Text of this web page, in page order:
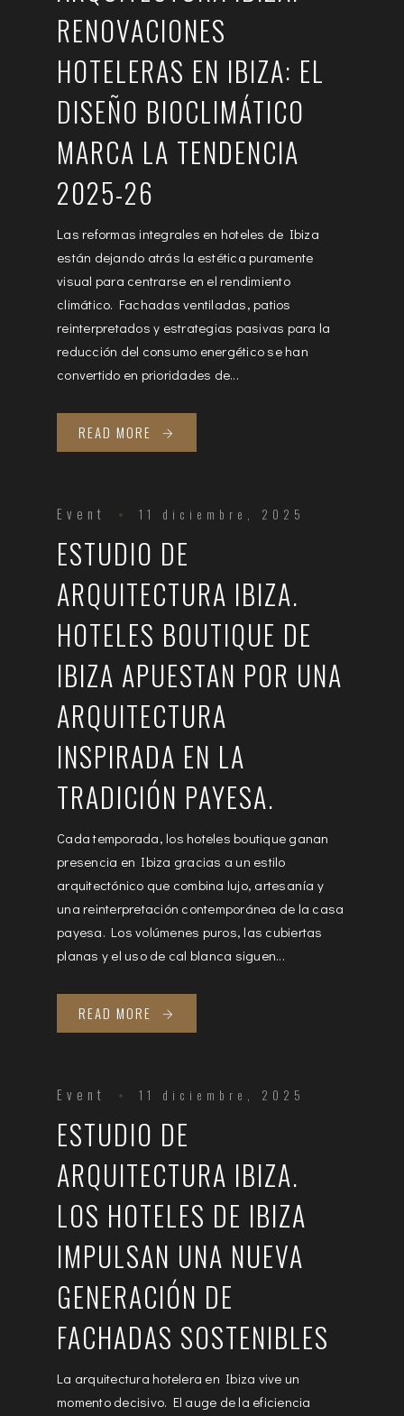
RENOVACIONES
HOTELERAS EN IBIZA: EL
DISEÑO BIOCLIMÁTICO
MARCA LA TENDENCIA
2025-26
Las reformas integrales en hoteles de Ibiza
están dejando atrás la estética puramente
visual para centrarse en el rendimiento
climático. Fachadas ventiladas, patios
reinterpretados y estrategias pasivas para la
reducción del consumo energético se han
convertido en prioridades de...
READ MORE
Event 11 diciembre, 2025
ESTUDIO DE
ARQUITECTURA IBIZA.
HOTELES BOUTIQUE DE
IBIZA APUESTAN POR UNA
ARQUITECTURA
INSPIRADA EN LA
TRADICIÓN PAYESA.
Cada temporada, los hoteles boutique ganan
presencia en Ibiza gracias a un estilo
arquitectónico que combina lujo, artesanía y
una reinterpretación contemporánea de la casa
payesa. Los volúmenes puros, las cubiertas
planas y el uso de cal blanca siguen...
READ MORE
Event 11 diciembre, 2025
ESTUDIO DE
ARQUITECTURA IBIZA.
LOS HOTELES DE IBIZA
IMPULSAN UNA NUEVA
GENERACIÓN DE
FACHADAS SOSTENIBLES
La arquitectura hotelera en Ibiza vive un
momento decisivo. El auge de la eficiencia